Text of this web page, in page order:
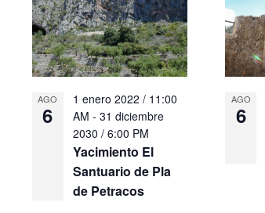
AGO
6
Yacimiento El
Santuario de Pla
de Petracos
1 enero 2022 / 11:00
AM - 31 diciembre
2030 / 6:00 PM
AGO
6